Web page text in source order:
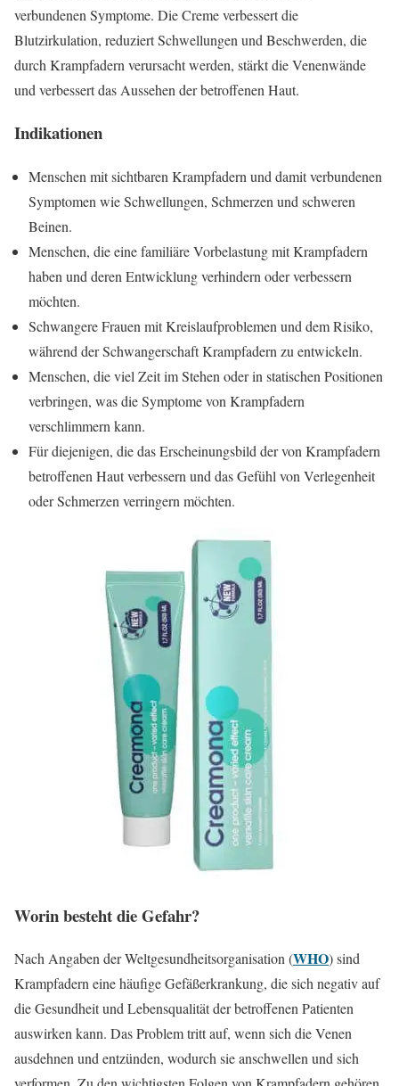
verbundenen Symptome. Die Creme verbessert die
Blutzirkulation, reduziert Schwellungen und Beschwerden, die
durch Krampfadern verursacht werden, stärkt die Venenwände
und verbessert das Aussehen der betroffenen Haut.
Indikationen
Menschen mit sichtbaren Krampfadern und damit verbundenen
Symptomen wie Schwellungen, Schmerzen und schweren
Beinen.
Menschen, die eine familiäre Vorbelastung mit Krampfadern
haben und deren Entwicklung verhindern oder verbessern
möchten.
Schwangere Frauen mit Kreislaufproblemen und dem Risiko,
während der Schwangerschaft Krampfadern zu entwickeln.
Menschen, die viel Zeit im Stehen oder in statischen Positionen
verbringen, was die Symptome von Krampfadern
verschlimmern kann.
Für diejenigen, die das Erscheinungsbild der von Krampfadern
betroffenen Haut verbessern und das Gefühl von Verlegenheit
oder Schmerzen verringern möchten.
Worin besteht die Gefahr?
Nach Angaben der Weltgesundheitsorganisation (WHO) sind
Krampfadern eine häufige Gefäßerkrankung, die sich negativ auf
die Gesundheit und Lebensqualität der betroffenen Patienten
auswirken kann. Das Problem tritt auf, wenn sich die Venen
ausdehnen und entzünden, wodurch sie anschwellen und sich